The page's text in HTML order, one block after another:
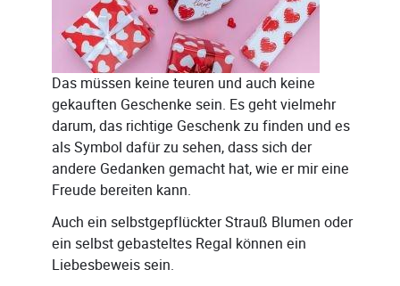
Das müssen keine teuren und auch keine
gekauften Geschenke sein. Es geht vielmehr
darum, das richtige Geschenk zu finden und es
als Symbol dafür zu sehen, dass sich der
andere Gedanken gemacht hat, wie er mir eine
Freude bereiten kann.
Auch ein selbstgepflückter Strauß Blumen oder
ein selbst gebasteltes Regal können ein
Liebesbeweis sein.